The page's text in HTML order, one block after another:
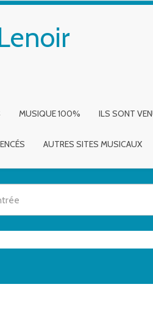
MUSIQUE 100% ILS SONT
AUTRES SITES MUSICAUX